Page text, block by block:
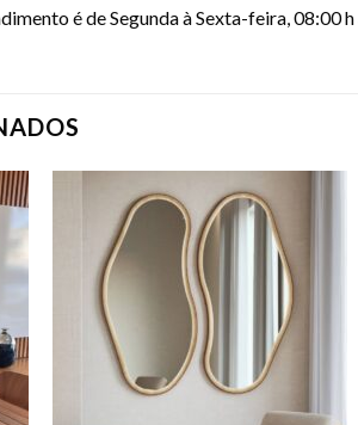
é de Segunda à Sexta-feira, 08:00 h
Adicionar
a lista de
desejos